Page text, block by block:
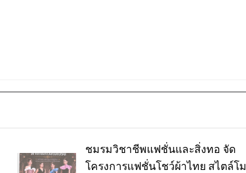
ชมรมวิชาชีพแฟชั่นและสิ่งทอ จัด
โครงการแฟชั่นโชว์ผ้าไทย สไตล์โม